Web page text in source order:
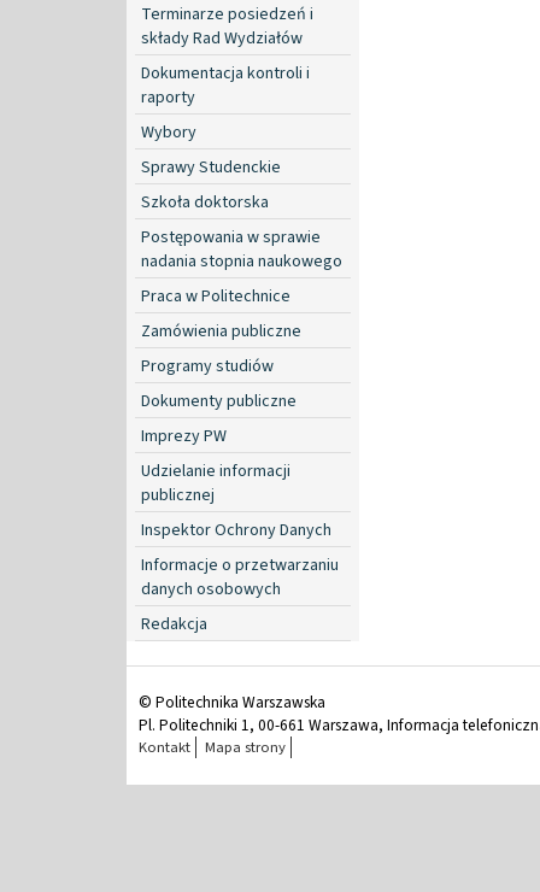
Terminarze posiedzeń i
składy Rad Wydziałów
Dokumentacja kontroli i
raporty
Wybory
Sprawy Studenckie
Szkoła doktorska
Postępowania w sprawie
nadania stopnia naukowego
Praca w Politechnice
Zamówienia publiczne
Programy studiów
Dokumenty publiczne
Imprezy PW
Udzielanie informacji
publicznej
Inspektor Ochrony Danych
Informacje o przetwarzaniu
danych osobowych
Redakcja
© Politechnika Warszawska
Pl. Politechniki 1, 00-661 Warszawa, Informacja
Kontakt Mapa strony